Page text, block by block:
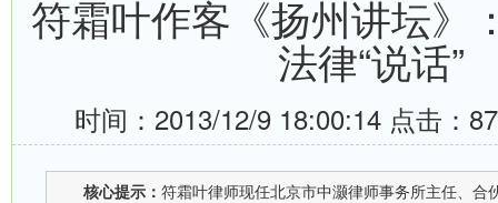
符霜叶作客《扬州讲坛》
法律“说话”
时间：2013/12/9 18:00:14 点击：
核心提示： 符霜叶律师现任北京市中灏律师事务所主任、合